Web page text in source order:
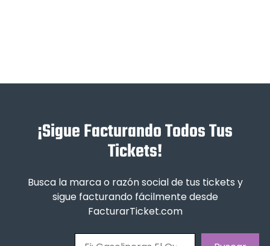
¡Sigue Facturando Todos Tus
Tickets!
Busca la marca o razón social de tus tickets y
sigue facturando fácilmente desde
FacturarTicket.com
Buscar